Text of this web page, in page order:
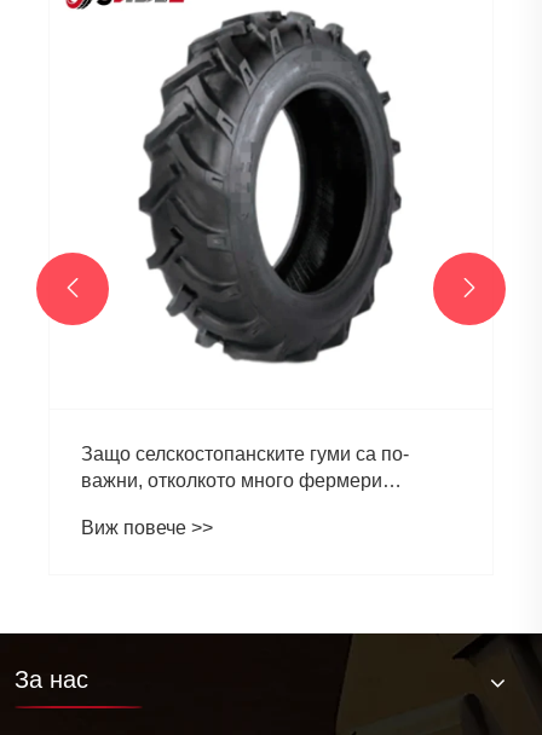
Защо селскостопанските гуми са по-
важни, отколкото много фермери
Виж повече >>
 
За нас